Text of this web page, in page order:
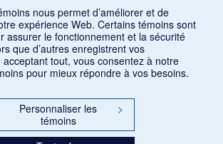
nous permet d’améliorer et de
expérience Web. Certains témoins sont
assurer le fonctionnement et la sécurité
que d’autres enregistrent vos
tout, vous consentez à notre
pour mieux répondre à vos besoins.
Personnaliser les
témoins
>